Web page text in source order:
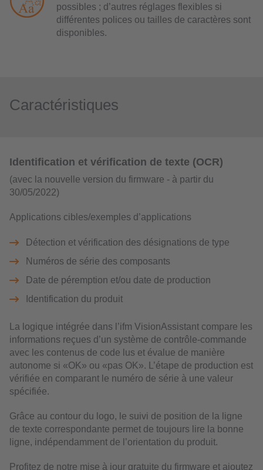
possibles ; d’autres réglages flexibles si
différentes polices ou tailles de caractères sont
disponibles.
Caractéristiques
Identification et vérification de texte (OCR)
(avec la nouvelle version du firmware - à partir du
30/05/2022)
Applications cibles/exemples d’applications
Détection et vérification des désignations de type
Numéros de série des composants
Date de péremption et/ou date de production
Identification du produit
La logique intégrée dans l’ifm VisionAssistant compare les
informations reçues d’un système de contrôle-commande
avec les contenus de code lus et évalue de manière
autonome si «OK» ou «pas OK». L’étape de production est
vérifiée en comparant le numéro de série à une valeur
spécifiée.
Grâce au contour du logo, le suivi de position de la ligne
de texte correspondante permet de toujours lire la bonne
ligne, indépendamment de l’orientation du produit.
Profitez de notre mise à jour gratuite du firmware et ajoutez